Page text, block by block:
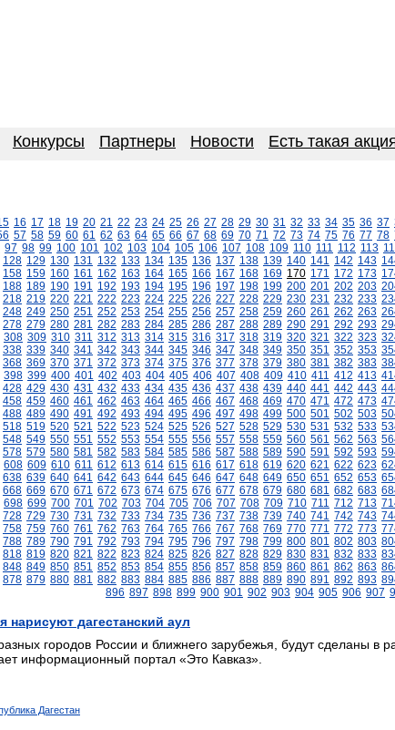
Конкурсы Партнеры Новости Есть такая
16 17 18 19 20 21 22 23 24 25 26 27 28 29 30 31 32 33 34 35 36 37
57 58 59 60 61 62 63 64 65 66 67 68 69 70 71 72 73 74 75 76 77 78
97 98 99 100 101 102 103 104 105 106 107 108 109 110 111 112 113
128 129 130 131 132 133 134 135 136 137 138 139 140 141 142 143
158 159 160 161 162 163 164 165 166 167 168 169 170 171 172 173
188 189 190 191 192 193 194 195 196 197 198 199 200 201 202 203
218 219 220 221 222 223 224 225 226 227 228 229 230 231 232 233
248 249 250 251 252 253 254 255 256 257 258 259 260 261 262 263
278 279 280 281 282 283 284 285 286 287 288 289 290 291 292 293
308 309 310 311 312 313 314 315 316 317 318 319 320 321 322 323
338 339 340 341 342 343 344 345 346 347 348 349 350 351 352 353
368 369 370 371 372 373 374 375 376 377 378 379 380 381 382 383
398 399 400 401 402 403 404 405 406 407 408 409 410 411 412 413
428 429 430 431 432 433 434 435 436 437 438 439 440 441 442 443
458 459 460 461 462 463 464 465 466 467 468 469 470 471 472 473
488 489 490 491 492 493 494 495 496 497 498 499 500 501 502 503
518 519 520 521 522 523 524 525 526 527 528 529 530 531 532 533
548 549 550 551 552 553 554 555 556 557 558 559 560 561 562 563
578 579 580 581 582 583 584 585 586 587 588 589 590 591 592 593
608 609 610 611 612 613 614 615 616 617 618 619 620 621 622 623
638 639 640 641 642 643 644 645 646 647 648 649 650 651 652 653
668 669 670 671 672 673 674 675 676 677 678 679 680 681 682 683
698 699 700 701 702 703 704 705 706 707 708 709 710 711 712 713
728 729 730 731 732 733 734 735 736 737 738 739 740 741 742 743
758 759 760 761 762 763 764 765 766 767 768 769 770 771 772 773
788 789 790 791 792 793 794 795 796 797 798 799 800 801 802 803
818 819 820 821 822 823 824 825 826 827 828 829 830 831 832 833
848 849 850 851 852 853 854 855 856 857 858 859 860 861 862 863
878 879 880 881 882 883 884 885 886 887 888 889 890 891 892 893
896 897 898 899 900 901 902 903 904 905 906 907
дагестанский аул
городов России и ближнего зарубежья, будут сделаны в
информационный портал «Это Кавказ».
Дагестан